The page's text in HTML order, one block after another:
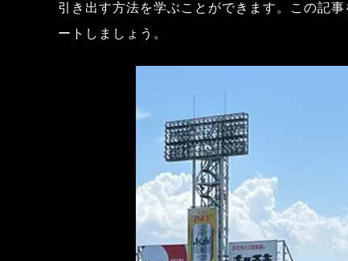
引き出す方法を学ぶことができます。この記
ートしましょう。